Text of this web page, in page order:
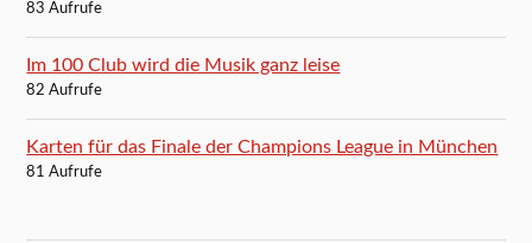
83 Aufrufe
Im 100 Club wird die Musik ganz leise
82 Aufrufe
Karten für das Finale der Champions League in München
81 Aufrufe